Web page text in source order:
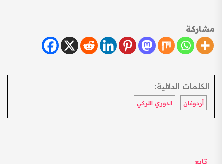
مشاركة
الكلمات الدلالية:
أردوغان الدوري التركي
تابع